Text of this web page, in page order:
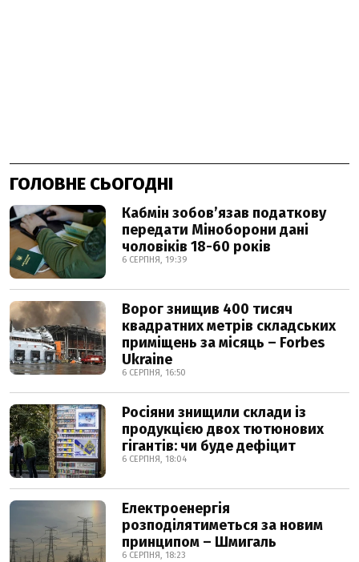
ГОЛОВНЕ СЬОГОДНІ
Кабмін зобовʼязав податкову
передати Міноборони дані
чоловіків 18-60 років
6 СЕРПНЯ, 19:39
Ворог знищив 400 тисяч
квадратних метрів складських
приміщень за місяць – Forbes
Ukraine
6 СЕРПНЯ, 16:50
Росіяни знищили склади із
продукцією двох тютюнових
гігантів: чи буде дефіцит
6 СЕРПНЯ, 18:04
Електроенергія
розподілятиметься за новим
принципом – Шмигаль
6 СЕРПНЯ, 18:23